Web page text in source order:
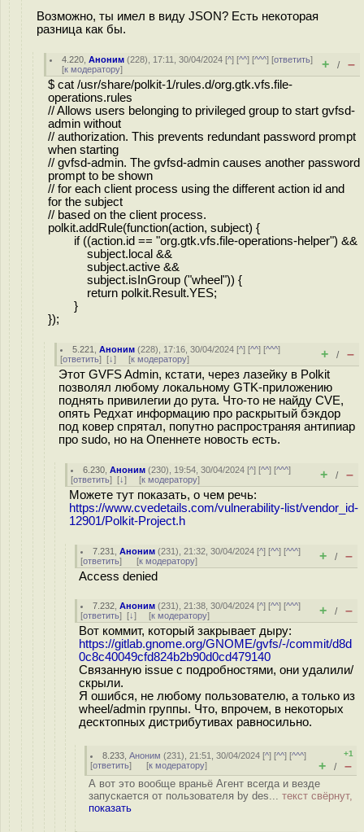
Возможно, ты имел в виду JSON? Есть некоторая
разница как бы.
4.220 ,Аноним (228), 17:11, 30/04/2024 [^] [^^] [^^^] [ответить]
[к модератору] + / –
$ cat /usr/share/polkit-1/rules.d/org.gtk.vfs.file-
operations.rules
// Allows users belonging to privileged group to start gvfsd-
admin without
// authorization. This prevents redundant password prompt
when starting
// gvfsd-admin. The gvfsd-admin causes another password
prompt to be shown
// for each client process using the different action id and
for the subject
// based on the client process.
polkit.addRule(function(action, subject) {
if ((action.id == "org.gtk.vfs.file-operations-helper") &&
subject.local &&
subject.active &&
subject.isInGroup ("wheel")) {
return polkit.Result.YES;
}
});
5.221 ,Аноним (228), 17:16, 30/04/2024 [^] [^^] [^^^]
[ответить] [↓] [к модератору] + / –
Этот GVFS Admin, кстати, через лазейку в Polkit
позволял любому локальному GTK-приложению
поднять привилегии до рута. Что-то не найду CVE,
опять Редхат информацию про раскрытый бэкдор
под ковер спрятал, попутно распространяя антипиар
про sudo, но на Опеннете новость есть.
6.230 ,Аноним (230), 19:54, 30/04/2024 [^] [^^] [^^^]
[ответить] [↓] [к модератору] + / –
Можете тут показать, о чем речь:
https://www.cvedetails.com/vulnerability-list/vendor_id-
12901/Polkit-Project.h
7.231 ,Аноним (231), 21:32, 30/04/2024 [^] [^^] [^^^]
[ответить] [к модератору] + / –
Access denied
7.232 ,Аноним (231), 21:38, 30/04/2024 [^] [^^] [^^^]
[ответить] [↓] [к модератору] + / –
Вот коммит, который закрывает дыру:
https://gitlab.gnome.org/GNOME/gvfs/-/commit/d8d
0c8c40049cfd824b2b90d0cd479140
Связанную issue с подробностями, они удалили/
скрыли.
Я ошибся, не любому пользователю, а только из
wheel/admin группы. Что, впрочем, в некоторых
десктопных дистрибутивах равносильно.
8.233 ,Аноним (231), 21:51, 30/04/2024 [^] [^^] [^^^]
[ответить] [к модератору]
+1
+ / –
А вот это вообще враньё Агент всегда и везде
запускается от пользователя by des... текст свёрнут,
показать